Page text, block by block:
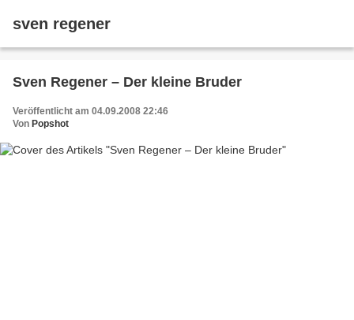
sven regener
Sven Regener – Der kleine Bruder
Veröffentlicht am 04.09.2008 22:46
Von Popshot